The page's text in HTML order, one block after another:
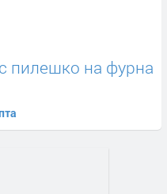
пилешко на фурна